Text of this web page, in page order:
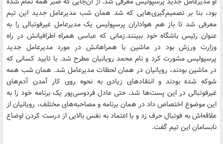
بود، بنا بر تصمیم‌گیری‌هایی که شد همان شب مدیرعامل جدید این تیم
معرفی شد تا باز هم هواداران پرسپولیس یک مدیرعامل غیرفوتبالی را به
عنوان رئیس باشگاه خود ببینند.زمانی که عباسی همراه اطرافیانش در راه
وزارت ورزش بود در ماشین با همراهانش در مورد مدیرعامل جدید
پرسپولیس مشورت کرد و نام محمد رویانیان مطرح شد. با تایید کسانی که
در ماشین بودند، رویانیان در همان لحظات مدیرعامل شد. همان شب همه
شوکه شده بودند و انتقادهای زیادی به نحوه روی کار آمدن آدم‌های
غیرفوتبالی در این پست‌ها شد. حتی عادل فردوسی‌پور یک برنامه خود را به
این موضوع اختصاص داد در همان برنامه و مصاحبه‌های مختلف، رویانیان از
علاقه‌اش به فوتبال حرف زد و با اعتماد به نفس بالایی از درست کردن اوضاع
نابسامان این تیم گفت.